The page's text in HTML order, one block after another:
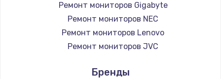
Ремонт мониторов Gigabyte
Ремонт мониторов NEC
Ремонт мониторов Lenovo
Ремонт мониторов JVC
Ремонт мониторов Aorus
Бренды